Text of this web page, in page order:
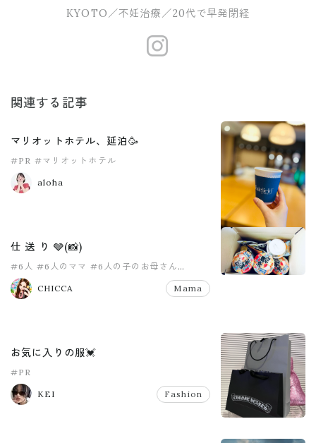
KYOTO／不妊治療／20代で早発閉経
関連する記事
マリオットホテル、延泊🥳
#PR #マリオットホテル
aloha
仕 送 り 🩶(📸)
#6人 #6人のママ #6人の子のお母さん
#8人家族
CHICCA
Mama
お気に入りの服💓
#PR
KEI Fashion